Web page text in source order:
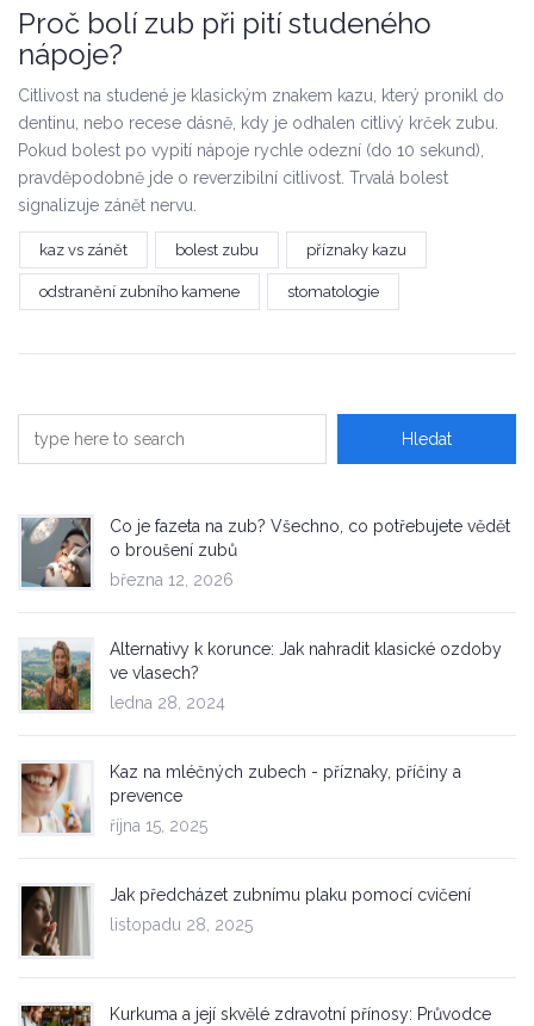
Proč bolí zub při pití studeného
nápoje?
Citlivost na studené je klasickým znakem kazu, který pronikl do
dentinu, nebo recese dásně, kdy je odhalen citlivý krček zubu.
Pokud bolest po vypití nápoje rychle odezní (do 10 sekund),
pravděpodobně jde o reverzibilní citlivost. Trvalá bolest
signalizuje zánět nervu.
kaz vs zánět bolest zubu příznaky kazu
odstranění zubního kamene stomatologie
Co je fazeta na zub? Všechno, co potřebujete vědět
o broušení zubů
března 12, 2026
Alternativy k korunce: Jak nahradit klasické ozdoby
ve vlasech?
ledna 28, 2024
Kaz na mléčných zubech - příznaky, příčiny a
prevence
října 15, 2025
Jak předcházet zubnímu plaku pomocí cvičení
listopadu 28, 2025
Kurkuma a její skvělé zdravotní přínosy: Průvodce